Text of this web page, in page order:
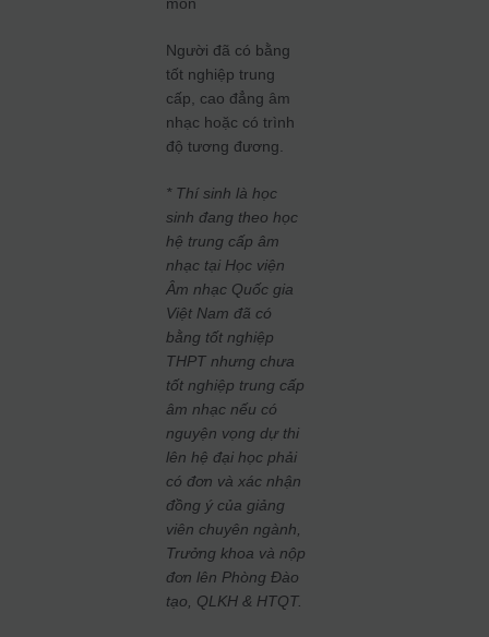
Người đã có bằng
tốt nghiệp trung
cấp, cao đẳng âm
nhạc hoặc có trình
độ tương đương.
* Thí sinh là học
sinh đang theo học
hệ trung cấp âm
nhạc tại Học viện
Âm nhạc Quốc gia
Việt Nam đã có
bằng tốt nghiệp
THPT nhưng chưa
tốt nghiệp trung cấp
âm nhạc nếu có
nguyện vọng dự thi
lên hệ đại học phải
có đơn và xác nhận
đồng ý của giảng
viên chuyên ngành,
Trưởng khoa và nộp
đơn lên Phòng Đào
tạo, QLKH & HTQT.